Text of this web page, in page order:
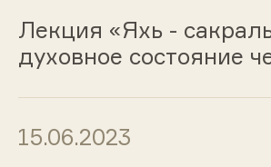
Лекция «Яхь -
духовное состояние
15.06.2023